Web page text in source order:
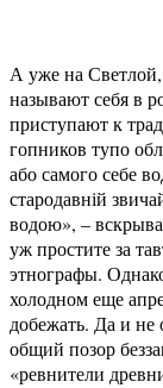
А уже на Светлой,
называют себя в
приступают к
гопников тупо
або самого себе
стародавній
водою», –
уж простите за
этнографы.
холодном еще
добежать. Да и не
общий позор
«ревнители